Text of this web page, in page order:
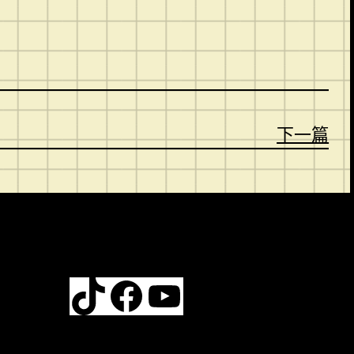
下一篇
TikTok Facebook YouTube